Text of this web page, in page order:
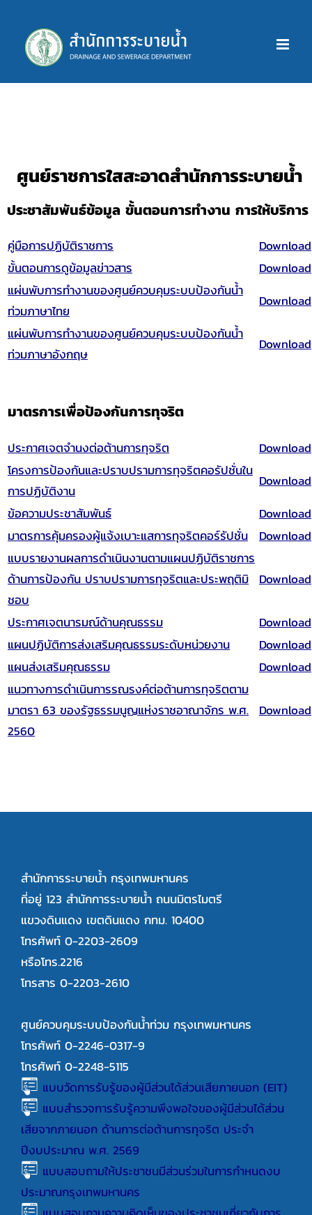
content
ศูนย์ราชการใสสะอาดสำนักการระบายน้ำ
ประชาสัมพันธ์ข้อมูล ขั้นตอนการทำงาน การให้บริการ
คู่มือการปฏิบัติราชการ
Download
ขั้นตอนการดูข้อมูลข่าวสาร
Download
แผ่นพับการทำงานของศูนย์ควบคุมระบบป้องกันน้ำ
ท่วมภาษาไทย
Download
แผ่นพับการทำงานของศูนย์ควบคุมระบบป้องกันน้ำ
ท่วมภาษาอังกฤษ
Download
มาตรการเพื่อป้องกันการทุจริต
ประกาศเจตจำนงต่อต้านการทุจริต
Download
โครงการป้องกันและปราบปรามการทุจริตคอรัปชั่นใน
การปฏิบัติงาน
Download
ข้อความประชาสัมพันธ์
Download
มาตรการคุ้มครองผู้แจ้งเบาะแสการทุจริตคอร์รัปชั่น
Download
แบบรายงานผลการดำเนินงานตามแผนปฏิบัติราชการ
ด้านการป้องกัน ปราบปรามการทุจริตและประพฤติมิ
ชอบ
Download
ประกาศเจตนารมณ์ด้านคุณธรรม
Download
แผนปฏิบัติการส่งเสริมคุณธรรมระดับหน่วยงาน
Download
แผนส่งเสริมคุณธรรม
Download
แนวทางการดำเนินการรณรงค์ต่อต้านการทุจริตตาม
มาตรา 63 ของรัฐธรรมนูญแห่งราชอาณาจักร พ.ศ.
2560
Download
สำนักการระบายน้ำ กรุงเทพมหานคร
ที่อยู่ 123 สำนักการระบายน้ำ ถนนมิตรไมตรี
แขวงดินแดง เขตดินแดง กทม. 10400
โทรศัพท์ 0-2203-2609
หรือโทร.2216
โทรสาร 0-2203-2610
ศูนย์ควบคุมระบบป้องกันน้ำท่วม กรุงเทพมหานคร
โทรศัพท์ 0-2246-0317-9
โทรศัพท์ 0-2248-5115
แบบวัดการรับรู้ของผู้มีส่วนได้ส่วนเสียภายนอก (EIT)
แบบสำรวจการรับรู้ความพึงพอใจของผู้มีส่วนได้ส่วน
เสียจากภายนอก ด้านการต่อต้านการทุจริต ประจำ
ปีงบประมาณ พ.ศ. 2569
แบบสอบถามให้ประชาชนมีส่วนร่วมในการกำหนดงบ
ประมาณกรุงเทพมหานคร